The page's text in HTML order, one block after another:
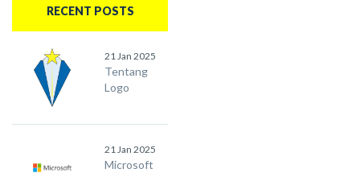
RECENT POSTS
21 Jan 2025
Tentang
Logo
21 Jan 2025
Microsoft